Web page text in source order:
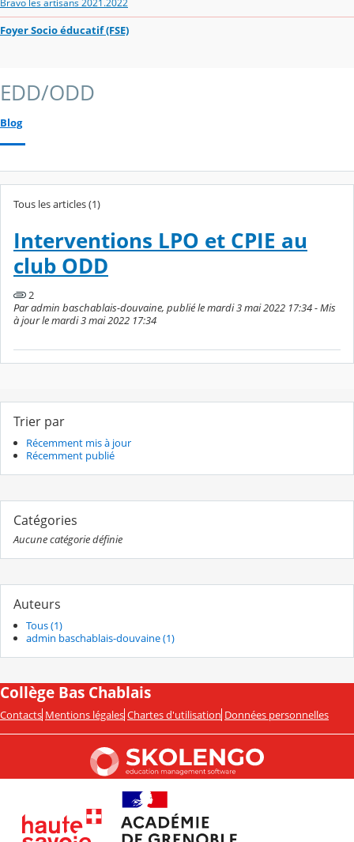
Foyer Socio éducatif (FSE)
EDD/ODD
Blog
Tous les articles (1)
Interventions LPO et CPIE au
club ODD
2
Par admin baschablais-douvaine, publié le mardi 3 mai 2022 17:34 - Mis
à jour le mardi 3 mai 2022 17:34
Trier par
Récemment mis à jour
Récemment publié
Catégories
Aucune catégorie définie
Auteurs
Tous (1)
admin baschablais-douvaine (1)
Collège Bas Chablais
Contacts Mentions légales Chartes d'utilisation Données personnelles